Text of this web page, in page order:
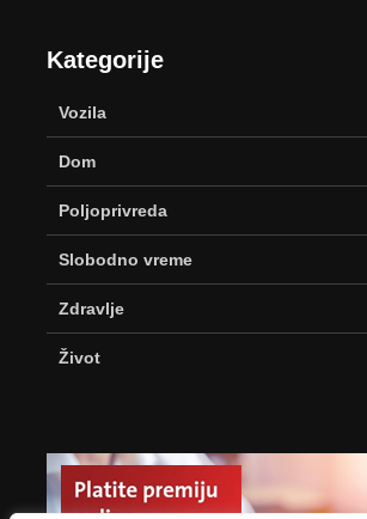
Kategorije
Vozila
Dom
Poljoprivreda
Slobodno vreme
Zdravlje
Život